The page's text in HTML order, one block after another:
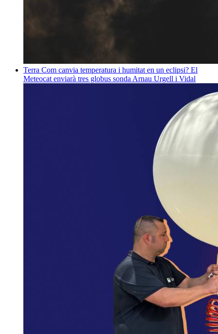
Terra Com canvia temperatura i humitat en un eclipsi? El
Meteocat enviarà tres globus sonda Arnau Urgell i Vidal